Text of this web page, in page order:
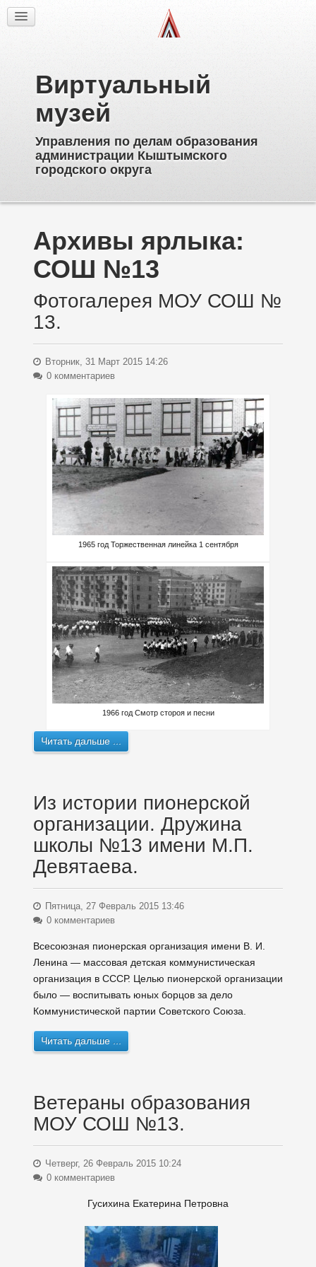
Виртуальный
музей
Управления по делам образования
администрации Кыштымского
городского округа
Об образовательных учреждениях
Директора
Ветераны образования
Известные выпускники
Пионерское движение
Архивы ярлыка:
СОШ №13
Фотогалерея МОУ СОШ №
13.
Вторник, 31 Март 2015 14:26
0 комментариев
1965 год Торжественная линейка 1 сентября
1966 год Смотр стороя и песни
Читать дальше ...
Из истории пионерской
организации. Дружина
школы №13 имени М.П.
Девятаева.
Пятница, 27 Февраль 2015 13:46
0 комментариев
Всесоюзная пионерская организация имени В. И.
Ленина — массовая детская коммунистическая
организация в СССР. Целью пионерской организации
было — воспитывать юных борцов за дело
Коммунистической партии Советского Союза.
Читать дальше ...
Ветераны образования
МОУ СОШ №13.
Четверг, 26 Февраль 2015 10:24
0 комментариев
Гусихина Екатерина Петровна